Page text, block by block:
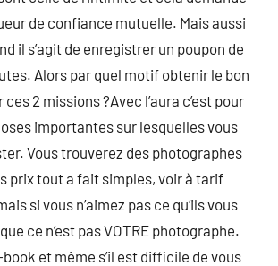
de confiance mutuelle. Mais aussi
il s’agit de enregistrer un poupon de
Alors par quel motif obtenir le bon
2 missions ?Avec l’aura c’est pour
importantes sur lesquelles vous
Vous trouverez des photographes
prix tout a fait simples, voir à tarif
si vous n’aimez pas ce qu’ils vous
ce n’est pas VOTRE photographe.
et même s’il est difficile de vous